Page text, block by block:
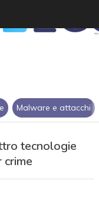
Malware e attacchi
tecnologie